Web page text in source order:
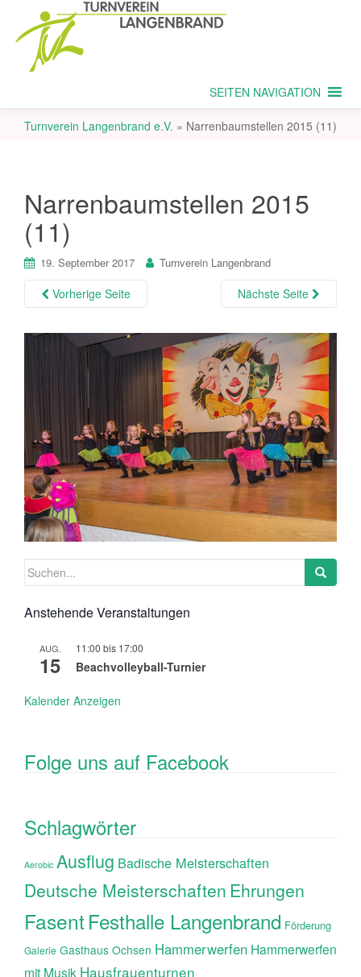
SEITEN NAVIGATION
Turnverein Langenbrand e.V. » Narrenbaumstellen 2015 (11)
Narrenbaumstellen 2015
(11)
19. September 2017 Turnverein Langenbrand
Vorherige Seite Nächste Seite
Suchen
Anstehende Veranstaltungen
AUG.
15
11:00 bis 17:00
Beachvolleyball-Turnier
Kalender Anzeigen
Folge uns auf Facebook
Schlagwörter
Aerobic Ausflug Badische Meisterschaften
Deutsche Meisterschaften Ehrungen
FasentFesthalle Langenbrand Förderung
Galerie Gasthaus Ochsen Hammerwerfen Hammerwerfen
mit Musik Hausfrauenturnen